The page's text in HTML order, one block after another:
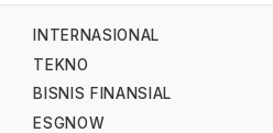
INTERNASIONAL
TEKNO
BISNIS FINANSIAL
ESGNOW